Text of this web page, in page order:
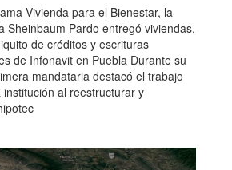
Vivienda para el Bienestar, la
Sheinbaum Pardo entregó viviendas,
de créditos y escrituras
de Infonavit en Puebla Durante su
mandataria destacó el trabajo
al reestructurar y